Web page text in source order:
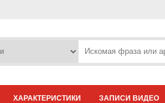
ХАРАКТЕРИСТИКИ ЗАПИСИ ВИДЕО